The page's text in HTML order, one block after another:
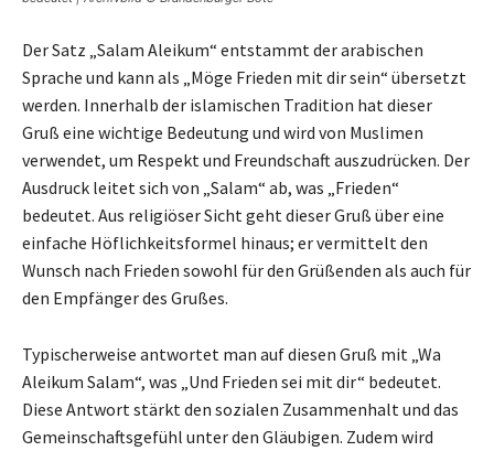
Der Satz „Salam Aleikum“ entstammt der arabischen
Sprache und kann als „Möge Frieden mit dir sein“ übersetzt
werden. Innerhalb der islamischen Tradition hat dieser
Gruß eine wichtige Bedeutung und wird von Muslimen
verwendet, um Respekt und Freundschaft auszudrücken. Der
Ausdruck leitet sich von „Salam“ ab, was „Frieden“
bedeutet. Aus religiöser Sicht geht dieser Gruß über eine
einfache Höflichkeitsformel hinaus; er vermittelt den
Wunsch nach Frieden sowohl für den Grüßenden als auch für
den Empfänger des Grußes.
Typischerweise antwortet man auf diesen Gruß mit „Wa
Aleikum Salam“, was „Und Frieden sei mit dir“ bedeutet.
Diese Antwort stärkt den sozialen Zusammenhalt und das
Gemeinschaftsgefühl unter den Gläubigen. Zudem wird